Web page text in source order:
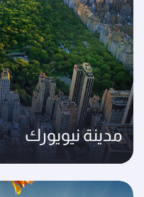
مدينة نيويورك